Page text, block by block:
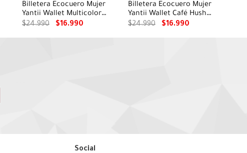
Billetera Ecocuero Mujer
Yantii Wallet Multicolor
Hush Puppies
$24.990 $16.990
Billetera Ecocuero Mujer
Yantii Wallet Café Hush
Puppies
$24.990 $16.990
Social